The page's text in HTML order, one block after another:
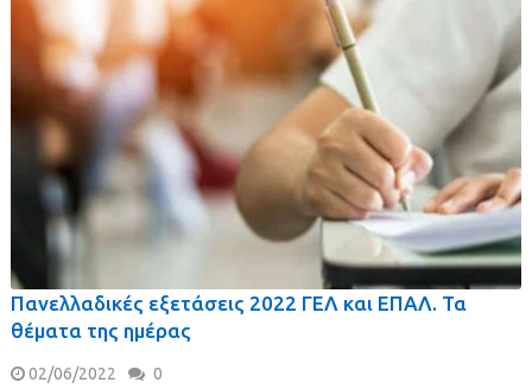
Πανελλαδικές εξετάσεις 2022 ΓΕΛ και ΕΠΑΛ. Τα
θέματα της ημέρας
02/06/2022 0